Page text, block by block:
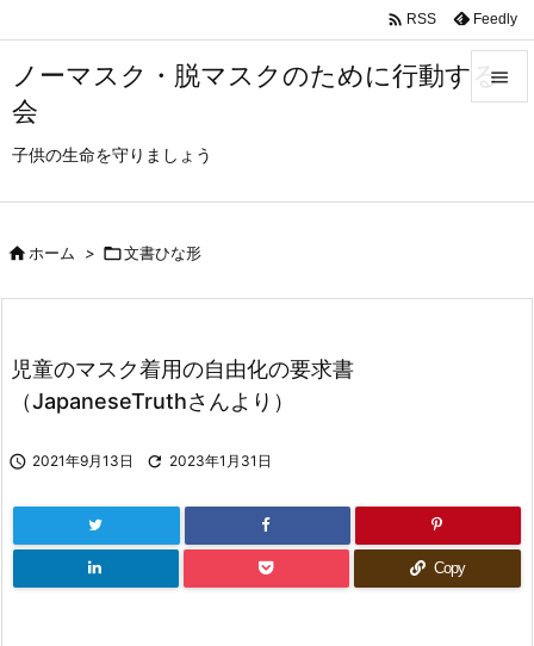
ノーマスク・脱マスクのために行動する
会
子供の生命を守りましょう

 RSS Feedly
ホーム > 文書ひな形
児童のマスク着用の自由化の要求書
（JapaneseTruthさんより）
 2021年9月13日  2023年1月31日
Copy